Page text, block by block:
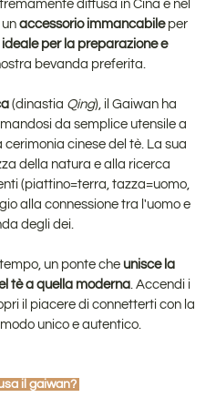
diffusa in Cina e nel
accessorio immancabileper
ideale per la preparazione e
bevanda preferita.
(dinastia Qing), il Gaiwan ha
da semplice utensile a
cinese del tè. La sua
della natura e alla ricerca
(piattino=terra, tazza=uomo,
alla connessione tra l'uomo e
degli dei.
un ponte che unisce la
tè a quella moderna. Accendi i
il piacere di connetterti con la
unico e autentico.
il gaiwan?